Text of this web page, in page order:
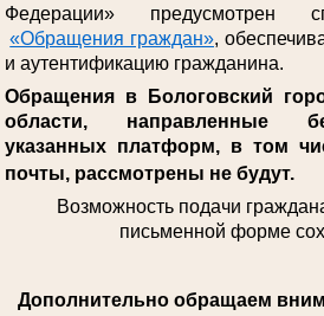
Федерации» предусмотрен
«Обращения граждан»,
и аутентификацию гражданина.
Обращения в Бологовский
области, направленные
указанных платформ, в том
почты, рассмотрены не будут.
Возможность подачи
письменной форме
Дополнительно обращаем